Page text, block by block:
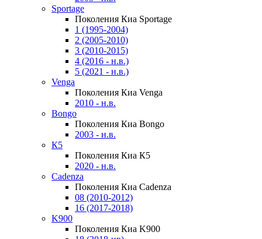
Sportage
Поколения Киа Sportage
1 (1995-2004)
2 (2005-2010)
3 (2010-2015)
4 (2016 - н.в.)
5 (2021 - н.в.)
Venga
Поколения Киа Venga
2010 - н.в.
Bongo
Поколения Киа Bongo
2003 - н.в.
К5
Поколения Киа К5
2020 - н.в.
Cadenza
Поколения Киа Cadenza
08 (2010-2012)
16 (2017-2018)
K900
Поколения Киа K900